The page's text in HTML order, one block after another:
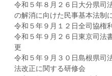
令和５年８月２６日大分県
の解消に向けた民事基本法制
令和５年９月１２日全司協
令和５年９月２６日東京司
更
令和５年９月３０日島根県
法改正に関する研修会